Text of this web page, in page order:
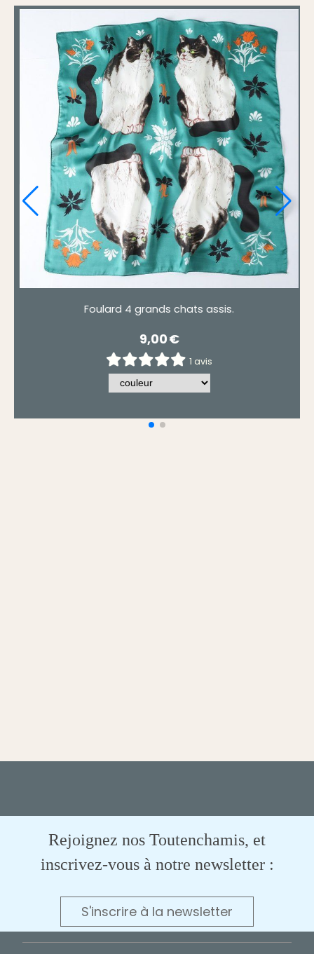
Foulard le carnaval des chats
7,90€
0 avis
Rejoignez nos Toutenchamis, et
inscrivez-vous à notre newsletter :
S'inscrire à la newsletter